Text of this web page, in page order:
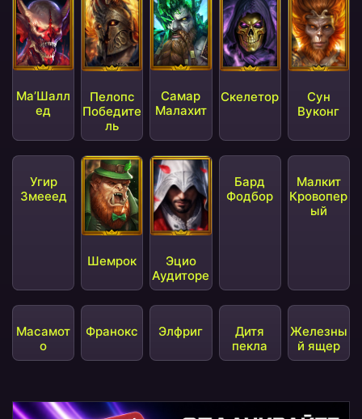
Ма’Шалл
ед
Пелопс
Победите
ль
Самар
Малахит
Скелетор
Сун
Вуконг
Шемрок
Эцио
Аудиторе
Бард
Фодбор
Малкит
Кровопер
ый
Масамот
о
Франокс Элфриг
Дитя
пекла
Железны
й ящер